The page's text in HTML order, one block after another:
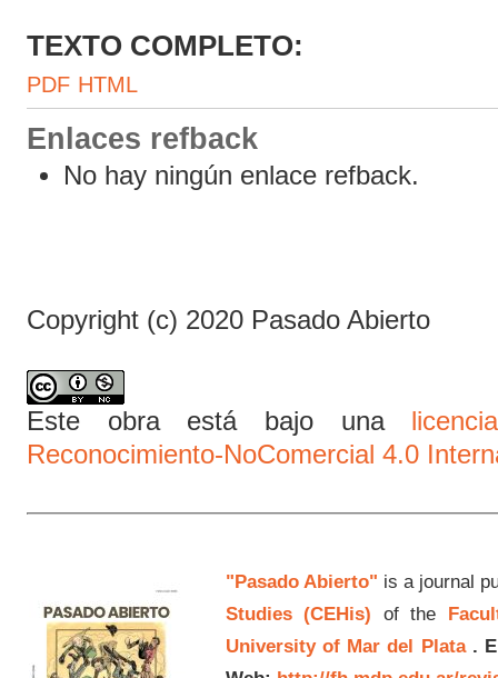
TEXTO COMPLETO:
PDF HTML
Enlaces refback
No hay ningún enlace refback.
Copyright (c) 2020 Pasado Abierto
Este obra está bajo una
Reconocimiento-NoComercial 4.0
"Pasado Abierto" is a journal
Studies (CEHis) of the
University of Mar del Plata.